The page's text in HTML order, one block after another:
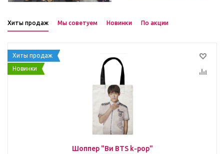
Хиты продаж Мы советуем Новинки По акции
Хиты продаж
Новинки
Шоппер "Ви BTS k-pop"